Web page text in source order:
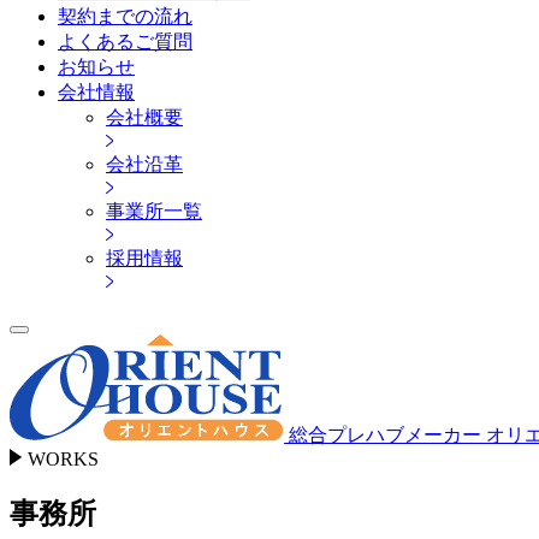
契約までの流れ
よくあるご質問
お知らせ
会社情報
会社概要
会社沿革
事業所一覧
採用情報
総合プレハブメーカー オリ
WORKS
事務所